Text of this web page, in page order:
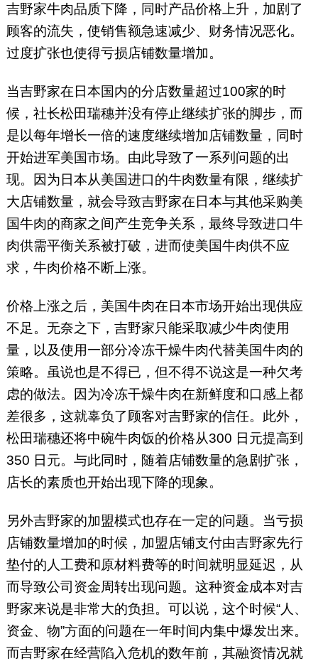
吉野家牛肉品质下降，同时产品价格上升，加剧了
顾客的流失，使销售额急速减少、财务情况恶化。
过度扩张也使得亏损店铺数量增加。
当吉野家在日本国内的分店数量超过100家的时
候，社长松田瑞穗并没有停止继续扩张的脚步，而
是以每年增长一倍的速度继续增加店铺数量，同时
开始进军美国市场。由此导致了一系列问题的出
现。因为日本从美国进口的牛肉数量有限，继续扩
大店铺数量，就会导致吉野家在日本与其他采购美
国牛肉的商家之间产生竞争关系，最终导致进口牛
肉供需平衡关系被打破，进而使美国牛肉供不应
求，牛肉价格不断上涨。
价格上涨之后，美国牛肉在日本市场开始出现供应
不足。无奈之下，吉野家只能采取减少牛肉使用
量，以及使用一部分冷冻干燥牛肉代替美国牛肉的
策略。虽说也是不得已，但不得不说这是一种欠考
虑的做法。因为冷冻干燥牛肉在新鲜度和口感上都
差很多，这就辜负了顾客对吉野家的信任。此外，
松田瑞穗还将中碗牛肉饭的价格从300 日元提高到
350 日元。与此同时，随着店铺数量的急剧扩张，
店长的素质也开始出现下降的现象。
另外吉野家的加盟模式也存在一定的问题。当亏损
店铺数量增加的时候，加盟店铺支付由吉野家先行
垫付的人工费和原材料费等的时间就明显延迟，从
而导致公司资金周转出现问题。这种资金成本对吉
野家来说是非常大的负担。可以说，这个时候“人、
资金、物”方面的问题在一年时间内集中爆发出来。
而吉野家在经营陷入危机的数年前，其融资情况就